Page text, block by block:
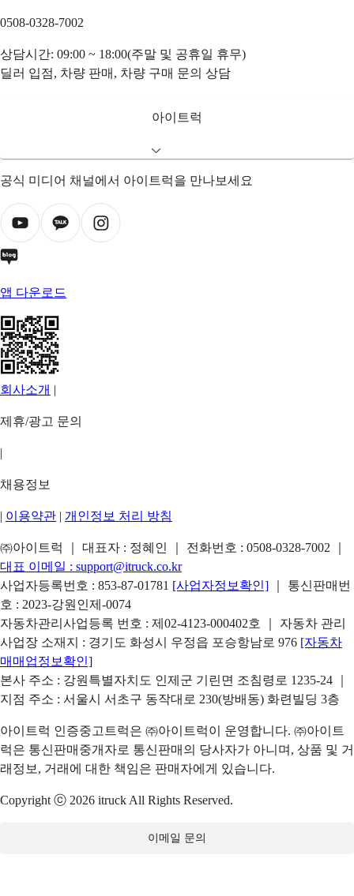
0508-0328-7002
상담시간: 09:00 ~ 18:00(주말 및 공휴일 휴무)
딜러 입점, 차량 판매, 차량 구매 문의 상담
아이트럭
공식 미디어 채널에서 아이트럭을 만나보세요
앱 다운로드
회사소개 |
제휴/광고 문의
|
채용정보
| 이용약관 | 개인정보 처리 방침
㈜아이트럭 ｜ 대표자 : 정혜인 ｜ 전화번호 : 0508-0328-7002
대표 이메일 : support@itruck.co.kr
사업자등록번호 : 853-87-01781 [사업자정보확인]
｜ 통신판매번
호 : 2023-강원인제-0074
자동차관리사업등록 번호 : 제02-4123-000402호 ｜ 자동차 관리
사업장 소재지 : 경기도 화성시 우정읍 포승항남로 976 [자동차
매매업정보확인]
본사 주소 : 강원특별자치도 인제군 기린면 조침령로 1235-24 ｜
지점 주소 : 서울시 서초구 동작대로 230(방배동) 화련빌딩 3층
아이트럭 인증중고트럭은 ㈜아이트럭이 운영합니다. ㈜아이트
럭은 통신판매중개자로 통신판매의 당사자가 아니며, 상품 및 거
래정보, 거래에 대한 책임은 판매자에게 있습니다.
Copyright ⓒ 2026 itruck All Rights Reserved.
이메일 문의